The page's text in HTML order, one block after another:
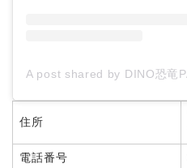
住所
電話番号